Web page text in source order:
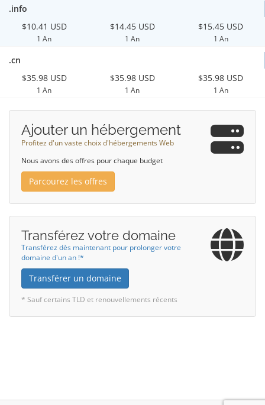
.info
$10.41 USD
1 An
$14.45 USD
1 An
$15.45 USD
1 An
.cn
$35.98 USD
1 An
$35.98 USD
1 An
$35.98 USD
1 An
Ajouter un hébergement
Profitez d'un vaste choix d'hébergements Web
Nous avons des offres pour chaque budget
Parcourez les offres
Transférez votre domaine
Transférez dès maintenant pour prolonger votre
domaine d'un an !*
Transférer un domaine
* Sauf certains TLD et renouvellements récents